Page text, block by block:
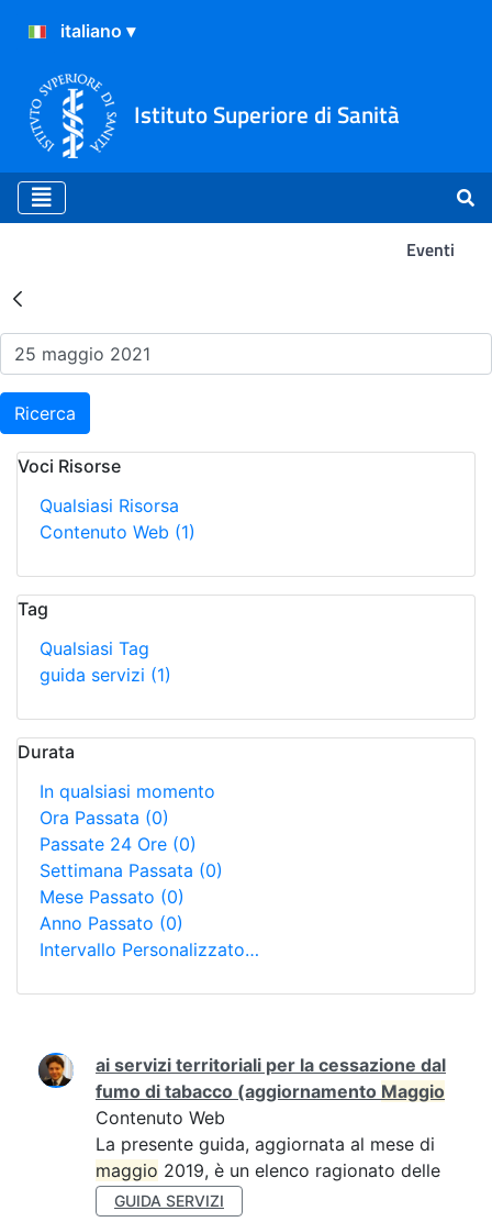
Istituto Superiore di Sanità
Eventi
Risultati della Ricerca -
Ricerca
Voci Risorse
Qualsiasi Risorsa
Contenuto Web (1)
Tag
Qualsiasi Tag
guida servizi (1)
Durata
In qualsiasi momento
Ora Passata (0)
Passate 24 Ore (0)
Settimana Passata (0)
Mese Passato (0)
Anno Passato (0)
Intervallo Personalizzato…
Ricerca
ai servizi territoriali per la cessazione dal
fumo di tabacco (aggiornamento Maggio
Contenuto Web
La presente guida, aggiornata al mese di
maggio 2019, è un elenco ragionato delle
GUIDA SERVIZI